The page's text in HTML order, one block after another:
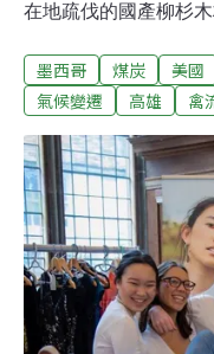
在地疏伐的國產柳杉
里程碑。林業及自然
訪表示，柳杉材質較
一直到最南的長良等6
報導）「澎湖生物性
體缺席抗議澎湖縣政
酸鈣循環中心」，北
明會， 村民集體缺席
達堅決反對。湖西3
反映民意，農漁局副
墨西哥 煤炭 美國
氣候變遷
高雄 禽